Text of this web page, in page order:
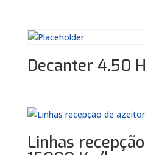
Decanter 4.50
Linhas